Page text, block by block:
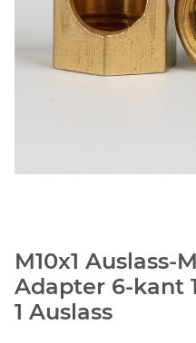
M10x1 Auslass-
Adapter 6-kant
1 Auslass